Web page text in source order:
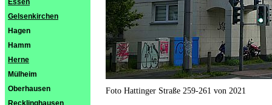
Essen
Gelsenkirchen
Hagen
Hamm
Herne
Mülheim
Oberhausen
Recklinghausen
Foto Hattinger Straße 259-261 von 2021